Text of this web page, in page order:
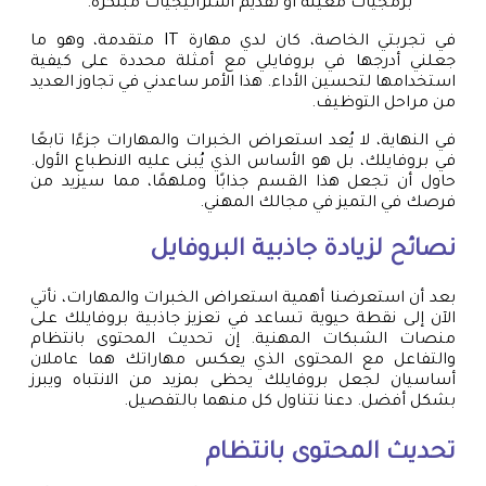
برمجيات معينة أو تقديم استراتيجيات مبتكرة.
في تجربتي الخاصة، كان لدي مهارة IT متقدمة، وهو ما
جعلني أدرجها في بروفايلي مع أمثلة محددة على كيفية
استخدامها لتحسين الأداء. هذا الأمر ساعدني في تجاوز العديد
من مراحل التوظيف.
في النهاية، لا يُعد استعراض الخبرات والمهارات جزءًا تابعًا
في بروفايلك، بل هو الأساس الذي يُبنى عليه الانطباع الأول.
حاول أن تجعل هذا القسم جذابًا وملهمًا، مما سيزيد من
فرصك في التميز في مجالك المهني.
نصائح لزيادة جاذبية البروفايل
بعد أن استعرضنا أهمية استعراض الخبرات والمهارات، نأتي
الآن إلى نقطة حيوية تساعد في تعزيز جاذبية بروفايلك على
منصات الشبكات المهنية. إن تحديث المحتوى بانتظام
والتفاعل مع المحتوى الذي يعكس مهاراتك هما عاملان
أساسيان لجعل بروفايلك يحظى بمزيد من الانتباه ويبرز
بشكل أفضل. دعنا نتناول كل منهما بالتفصيل.
تحديث المحتوى بانتظام